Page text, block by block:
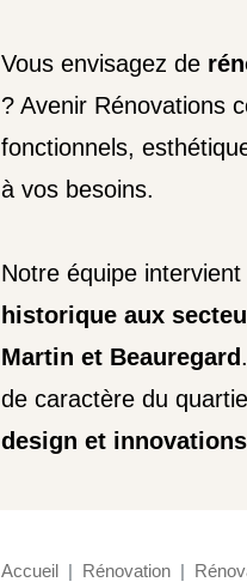
Vous envisagez de
? Avenir Rénovations
fonctionnels,
à vos besoins.
Notre équipe
historique aux
Martin et Beauregard
de caractère du
design et
Accueil Rénovation